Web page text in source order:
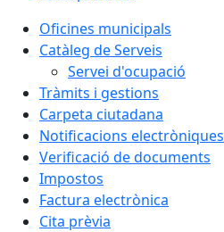
Oficines municipals
Catàleg de Serveis
Servei d'ocupació
Tràmits i gestions
Carpeta ciutadana
Notificacions electròniques
Verificació de documents
Impostos
Factura electrònica
Cita prèvia